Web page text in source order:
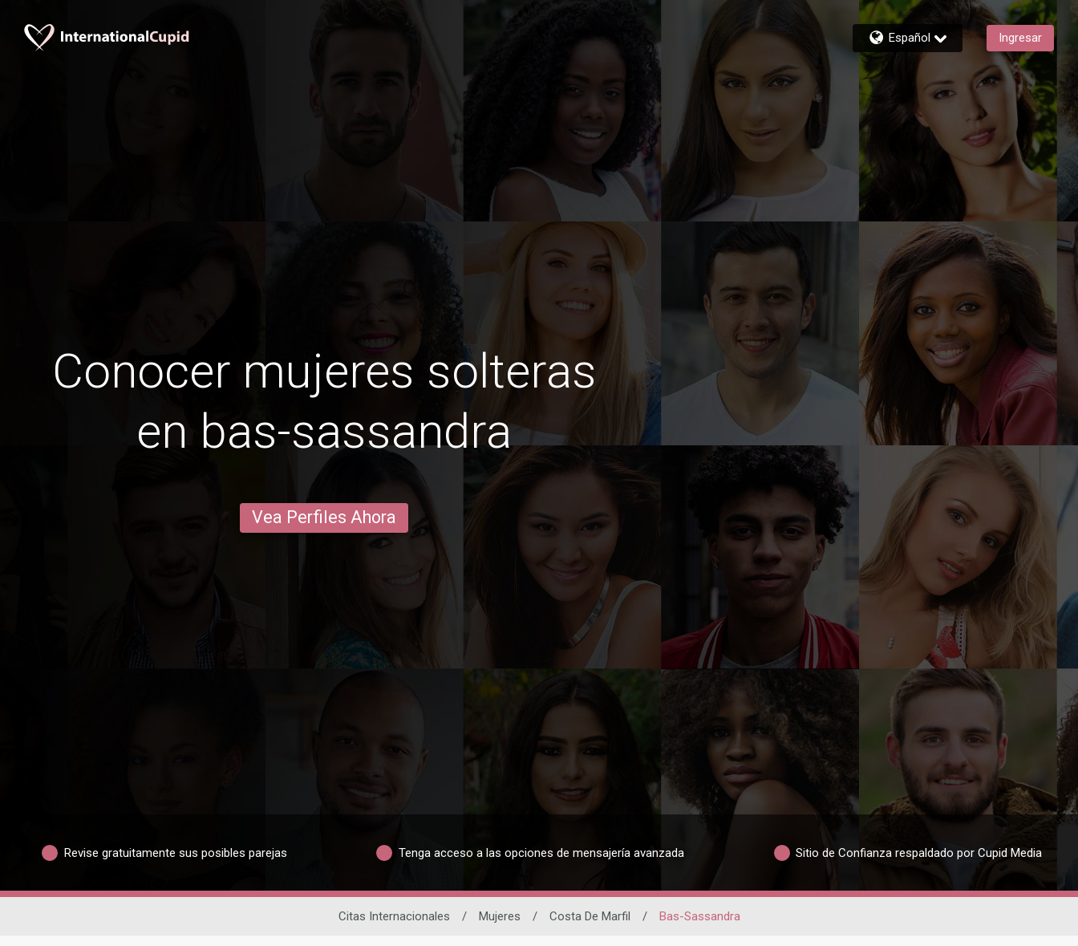
Español Ingresar
Conocer mujeres solteras
en bas-sassandra
Vea Perfiles Ahora
Revise gratuitamente sus posibles parejas Tenga acceso a las opciones de mensajería avanzada Sitio de Confianza respaldado por Cupid Media
Citas Internacionales / Mujeres / Costa De Marfil / Bas-Sassandra